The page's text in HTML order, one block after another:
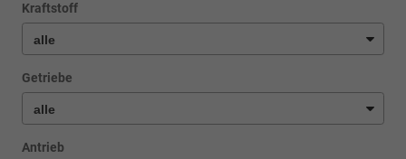
Kraftstoff
Getriebe
Antrieb